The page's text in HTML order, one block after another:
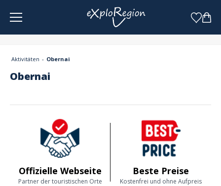
Aktivitäten Obernai
Obernai
Offizielle Webseite
Partner der touristischen Orte
Beste Preise
Kostenfrei und ohne Aufpreis